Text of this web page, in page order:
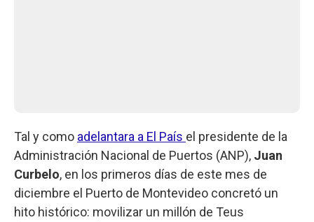
Tal y como adelantara a El País el presidente de la
Administración Nacional de Puertos (ANP), Juan
Curbelo, en los primeros días de este mes de
diciembre el Puerto de Montevideo concretó un
hito histórico: movilizar un millón de Teus